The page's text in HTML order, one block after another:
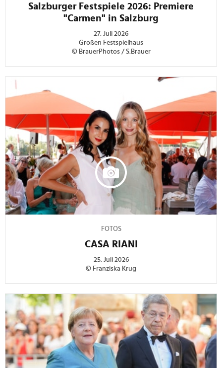
Salzburger Festspiele 2026: Premiere
"Carmen" in Salzburg
27. Juli 2026
Großen Festspielhaus
© BrauerPhotos / S.Brauer
FOTOS
CASA RIANI
25. Juli 2026
© Franziska Krug